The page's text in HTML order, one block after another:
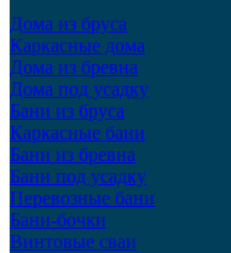
Дома из бруса
Каркасные дома
Дома из бревна
Дома под усадку
Бани из бруса
Каркасные бани
Бани из бревна
Бани под усадку
Перевозные бани
Бани-бочки
Винтовые сваи